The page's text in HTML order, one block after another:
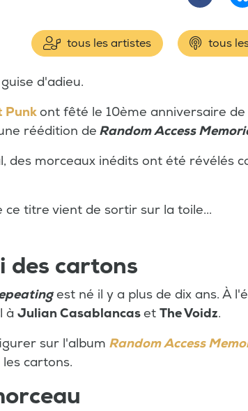
tous les artistes tous
d'adieu.
Punkont fêté le 10ème anniversaire
réédition de RandomAccess
des morceaux inédits ont été révélés
ce titre vient de sortir sur la toile...
des cartons
est né il y a plus de dix ans. À
à Julian Casablancaset The Voidz.
sur l'album Random Access
cartons.